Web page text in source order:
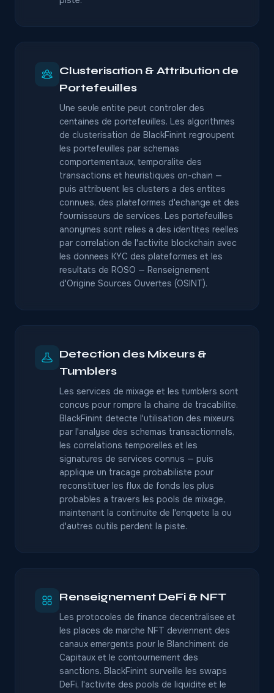
Clusterisation & Attribution de
Portefeuilles
Une seule entite peut controler des
centaines de portefeuilles. Les algorithmes
de clusterisation de BlackFinint regroupent
les portefeuilles par schemas
comportementaux, temporalite des
transactions et heuristiques on-chain —
puis attribuent les clusters a des entites
connues, des plateformes d'echange et des
fournisseurs de services. Les portefeuilles
anonymes sont relies a des identites reelles
par correlation de l'activite blockchain avec
les donnees KYC des plateformes et les
resultats de ROSO — Renseignement
d'Origine Sources Ouvertes (OSINT).
Detection des Mixeurs &
Tumblers
Les services de mixage et les tumblers sont
concus pour rompre la chaine de tracabilite.
BlackFinint detecte l'utilisation des mixeurs
par l'analyse des schemas transactionnels,
les correlations temporelles et les
signatures de services connus — puis
applique un tracage probabiliste pour
reconstituer les flux de fonds les plus
probables a travers les pools de mixage,
maintenant la continuite de l'enquete la ou
d'autres outils perdent la piste.
Renseignement DeFi & NFT
Les protocoles de finance decentralisee et
les places de marche NFT deviennent des
canaux emergents pour le Blanchiment de
Capitaux et le contournement des
sanctions. BlackFinint surveille les swaps
DeFi, l'activite des pools de liquidite et le